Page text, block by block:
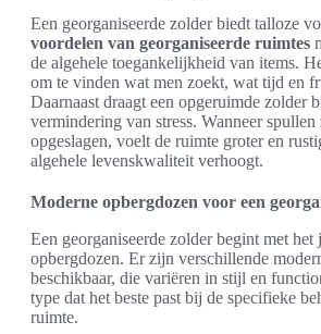
Een georganiseerde zolder biedt talloze
voordelen van georganiseerde ruimtes
de algehele toegankelijkheid van items.
om te vinden wat men zoekt, wat tijd en
Daarnaast draagt een opgeruimde zolder
vermindering van stress. Wanneer
opgeslagen, voelt de ruimte groter en
algehele levenskwaliteit verhoogt.
Moderne opbergdozen voor een
Een georganiseerde zolder begint met het
opbergdozen. Er zijn verschillende
beschikbaar, die variëren in stijl en
type dat het beste past bij de specifieke
ruimte.